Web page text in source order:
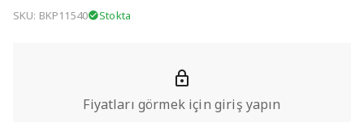
SKU: BKP11540 Stokta
Fiyatları görmek için giriş yapın